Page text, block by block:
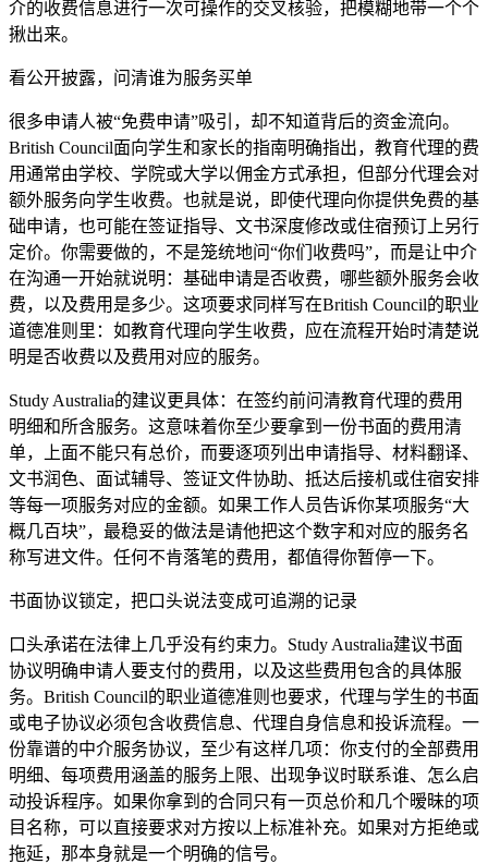
介的收费信息进行一次可操作的交叉核验，把模糊地带一个个
揪出来。
看公开披露，问清谁为服务买单
很多申请人被“免费申请”吸引，却不知道背后的资金流向。
British Council面向学生和家长的指南明确指出，教育代理的费
用通常由学校、学院或大学以佣金方式承担，但部分代理会对
额外服务向学生收费。也就是说，即使代理向你提供免费的基
础申请，也可能在签证指导、文书深度修改或住宿预订上另行
定价。你需要做的，不是笼统地问“你们收费吗”，而是让中介
在沟通一开始就说明：基础申请是否收费，哪些额外服务会收
费，以及费用是多少。这项要求同样写在British Council的职业
道德准则里：如教育代理向学生收费，应在流程开始时清楚说
明是否收费以及费用对应的服务。
Study Australia的建议更具体：在签约前问清教育代理的费用
明细和所含服务。这意味着你至少要拿到一份书面的费用清
单，上面不能只有总价，而要逐项列出申请指导、材料翻译、
文书润色、面试辅导、签证文件协助、抵达后接机或住宿安排
等每一项服务对应的金额。如果工作人员告诉你某项服务“大
概几百块”，最稳妥的做法是请他把这个数字和对应的服务名
称写进文件。任何不肯落笔的费用，都值得你暂停一下。
书面协议锁定，把口头说法变成可追溯的记录
口头承诺在法律上几乎没有约束力。Study Australia建议书面
协议明确申请人要支付的费用，以及这些费用包含的具体服
务。British Council的职业道德准则也要求，代理与学生的书面
或电子协议必须包含收费信息、代理自身信息和投诉流程。一
份靠谱的中介服务协议，至少有这样几项：你支付的全部费用
明细、每项费用涵盖的服务上限、出现争议时联系谁、怎么启
动投诉程序。如果你拿到的合同只有一页总价和几个暧昧的项
目名称，可以直接要求对方按以上标准补充。如果对方拒绝或
拖延，那本身就是一个明确的信号。